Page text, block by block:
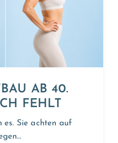
AB 40.
FEHLT
es. Sie achten auf